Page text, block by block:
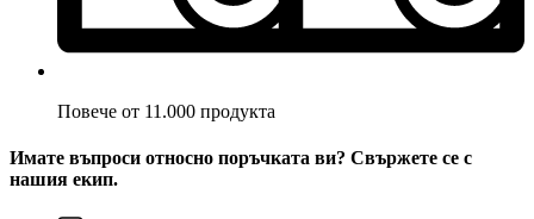
Повече от 11.000 продукта
Имате въпроси относно поръчката ви? Свържете се с
нашия екип.